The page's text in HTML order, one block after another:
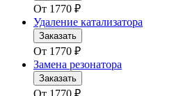
От 1770 ₽
Удаление катализатора
Заказать
От 1770 ₽
Замена резонатора
Заказать